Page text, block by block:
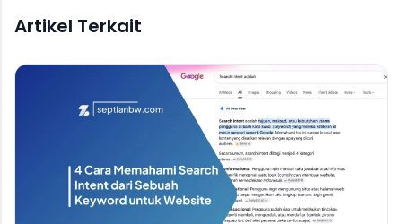
Artikel Terkait